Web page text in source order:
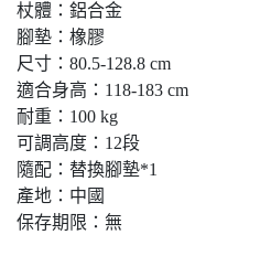
杖體：鋁合金
腳墊：橡膠
尺寸：80.5-128.8 cm
適合身高：118-183 cm
耐重：100 kg
可調高度：12段
隨配：替換腳墊*1
產地：中國
保存期限：無